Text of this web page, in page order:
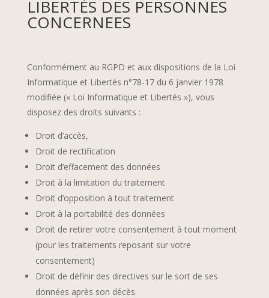
LIBERTÉS DES PERSONNES
CONCERNEES
Conformément au RGPD et aux dispositions de la Loi
Informatique et Libertés n°78-17 du 6 janvier 1978
modifiée (« Loi Informatique et Libertés »), vous
disposez des droits suivants :
Droit d’accès,
Droit de rectification
Droit d’effacement des données
Droit à la limitation du traitement
Droit d’opposition à tout traitement
Droit à la portabilité des données
Droit de retirer votre consentement à tout moment
(pour les traitements reposant sur votre
consentement)
Droit de définir des directives sur le sort de ses
données après son décès.